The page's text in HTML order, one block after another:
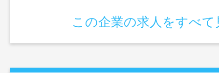
この企業の求人をすべて